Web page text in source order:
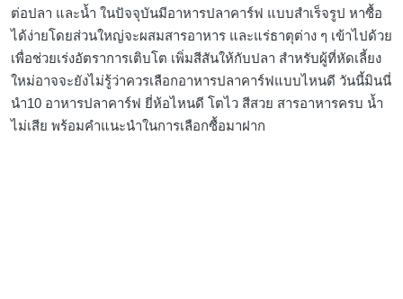
ต่อปลา และน้ำ ในปัจจุบันมีอาหารปลาคาร์ฟ แบบสำเร็จรูป หาซื้อ
ได้ง่ายโดยส่วนใหญ่จะผสมสารอาหาร และแร่ธาตุต่าง ๆ เข้าไปด้วย
เพื่อช่วยเร่งอัตราการเติบโต เพิ่มสีสันให้กับปลา สำหรับผู้ที่หัดเลี้ยง
ใหม่อาจจะยังไม่รู้ว่าควรเลือกอาหารปลาคาร์ฟแบบไหนดี วันนี้มินนี่
นำ10 อาหารปลาคาร์ฟ ยี่ห้อไหนดี โตไว สีสวย สารอาหารครบ น้ำ
ไม่เสีย พร้อมคำแนะนำในการเลือกซื้อมาฝาก